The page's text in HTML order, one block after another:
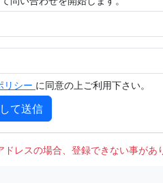
リシー に同意の上ご利用下さい。
て送信
レスの場合、登録できない事があ